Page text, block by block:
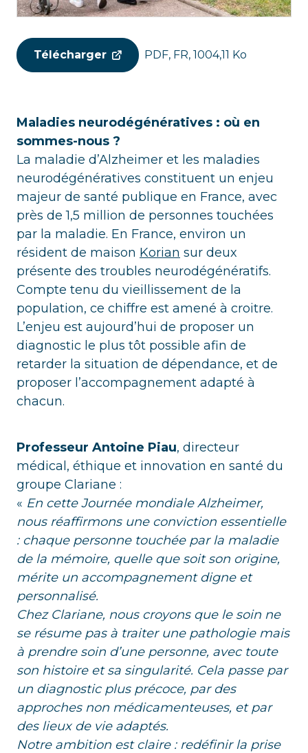
Télécharger PDF, FR, 1004,11 Ko
Maladies neurodégénératives : où en
sommes-nous ?
La maladie d’Alzheimer et les maladies
neurodégénératives constituent un enjeu
majeur de santé publique en France, avec
près de 1,5 million de personnes touchées
par la maladie. En France, environ un
résident de maison Korian sur deux
présente des troubles neurodégénératifs.
Compte tenu du vieillissement de la
population, ce chiffre est amené à croitre.
L’enjeu est aujourd’hui de proposer un
diagnostic le plus tôt possible afin de
retarder la situation de dépendance, et de
proposer l’accompagnement adapté à
chacun.
Professeur Antoine Piau, directeur
médical, éthique et innovation en santé du
groupe Clariane :
« En cette Journée mondiale Alzheimer,
nous réaffirmons une conviction essentielle
: chaque personne touchée par la maladie
de la mémoire, quelle que soit son origine,
mérite un accompagnement digne et
personnalisé.
Chez Clariane, nous croyons que le soin ne
se résume pas à traiter une pathologie mais
à prendre soin d’une personne, avec toute
son histoire et sa singularité. Cela passe par
un diagnostic plus précoce, par des
approches non médicamenteuses, et par
des lieux de vie adaptés.
Notre ambition est claire : redéfinir la prise